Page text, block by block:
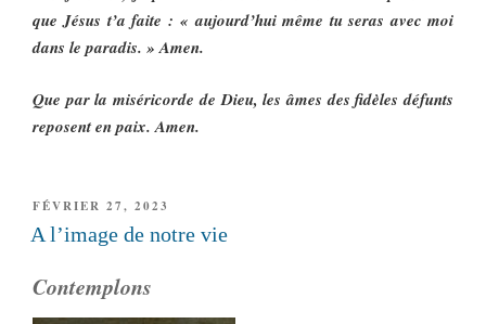
que Jésus t’a faite : « aujourd’hui même tu seras avec moi
dans le paradis. » Amen.
Que par la miséricorde de Dieu, les âmes des fidèles défunts
reposent en paix. Amen.
PUBLIÉ
LE
FÉVRIER 27, 2023
A l’image de notre vie
Contemplons